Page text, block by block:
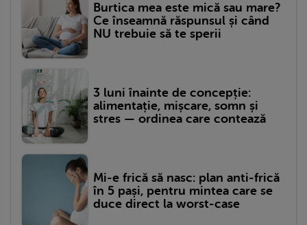
Burtica mea este mică sau mare?
Ce înseamnă răspunsul și când
NU trebuie să te sperii
3 luni înainte de concepție:
alimentație, mișcare, somn și
stres — ordinea care contează
Mi-e frică să nasc: plan anti-frică
în 5 pași, pentru mintea care se
duce direct la worst-case